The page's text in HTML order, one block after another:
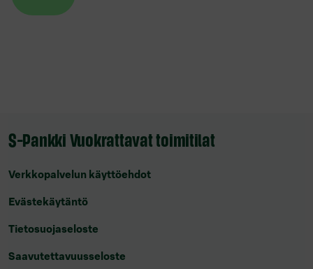
S-Pankki Vuokrattavat toimitilat
Verkkopalvelun käyttöehdot
Evästekäytäntö
Tietosuojaseloste
Saavutettavuusseloste